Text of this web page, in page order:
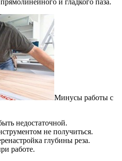
и гладкого паза.
Минусы работы с
недостаточной.
не получиться.
глубины реза.
работе.